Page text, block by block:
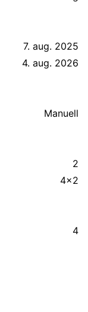
7. aug. 2025
4. aug. 2026
Manuell
2
4x2
4